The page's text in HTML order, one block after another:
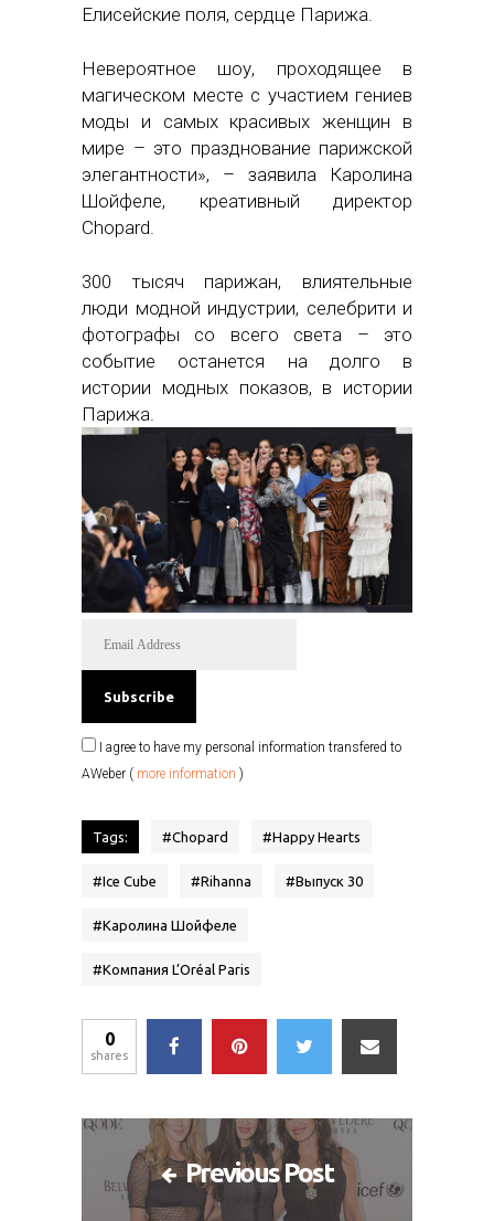
Елисейские поля, сердце Парижа.
Невероятное шоу, проходящее в
магическом месте с участием гениев
моды и самых красивых женщин в
мире – это празднование парижской
элегантности», – заявила Каролина
Шойфеле, креативный директор
Chopard.
300 тысяч парижан, влиятельные
люди модной индустрии, селебрити и
фотографы со всего света – это
событие останется на долго в
истории модных показов, в истории
Парижа.
I agree to have my personal information transfered to
AWeber ( more information )
Tags: #Chopard #Happy Hearts
#Ice Cube #Rihanna #Выпуск 30
#Каролина Шойфеле
#Компания L’Oréal Paris
0
shares
Previous Post